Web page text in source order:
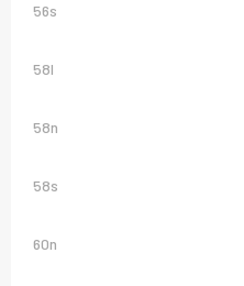
56s
58l
58n
58s
60n